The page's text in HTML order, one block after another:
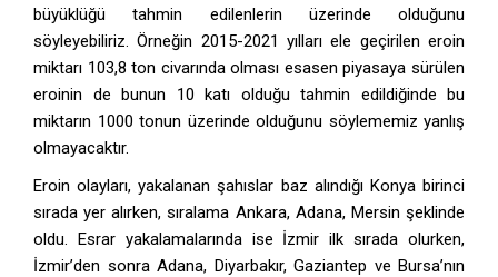
büyüklüğü tahmin edilenlerin üzerinde olduğunu
söyleyebiliriz. Örneğin 2015-2021 yılları ele geçirilen eroin
miktarı 103,8 ton civarında olması esasen piyasaya sürülen
eroinin de bunun 10 katı olduğu tahmin edildiğinde bu
miktarın 1000 tonun üzerinde olduğunu söylememiz yanlış
olmayacaktır.
Eroin olayları, yakalanan şahıslar baz alındığı Konya birinci
sırada yer alırken, sıralama Ankara, Adana, Mersin şeklinde
oldu. Esrar yakalamalarında ise İzmir ilk sırada olurken,
İzmir’den sonra Adana, Diyarbakır, Gaziantep ve Bursa’nın